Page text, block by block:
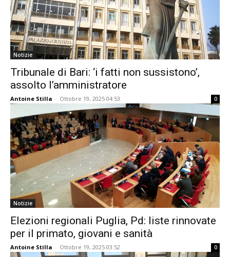
Notizie
Tribunale di Bari: ‘i fatti non sussistono’,
assolto l’amministratore
Antoine Stilla - Ottobre 19, 2025 04:53 0
Notizie
Elezioni regionali Puglia, Pd: liste rinnovate
per il primato, giovani e sanità
Antoine Stilla - Ottobre 19, 2025 03:52 0